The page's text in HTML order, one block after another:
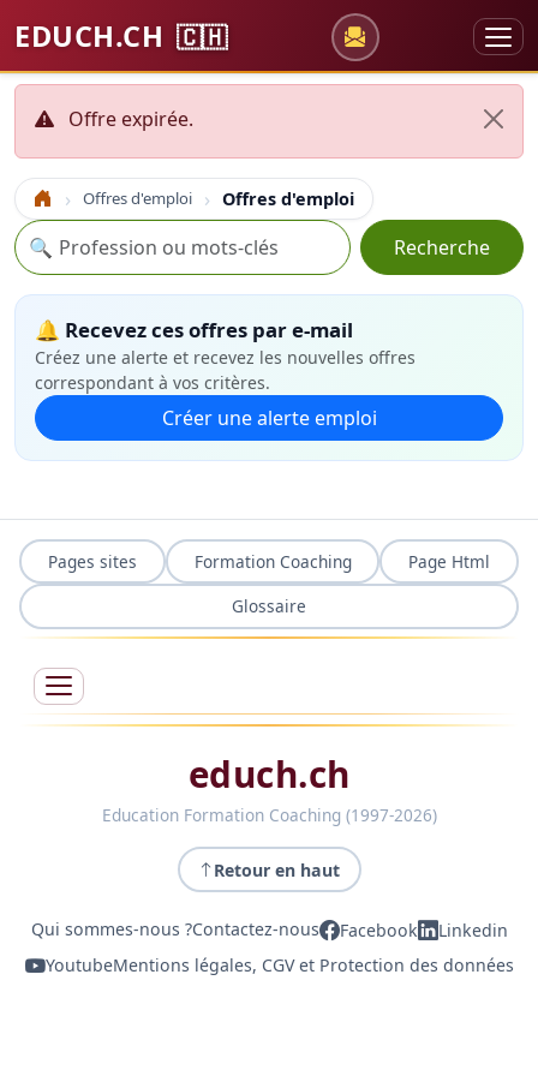
EDUCH.CH 🇨🇭
Offre expirée.
Accueil Offres d'emploi Offres d'emploi
Recherche
🔍 Recherche
🔔 Recevez ces offres par e-mail
Créez une alerte et recevez les nouvelles offres
correspondant à vos critères.
Créer une alerte emploi
Pages sites Formation Coaching
Page Html
Glossaire
educh.ch
Education Formation Coaching (1997-2026)
Retour en haut
Qui sommes-nous ?Contactez-nous Facebook
Linkedin
YoutubeMentions légales, CGV et Protection des données